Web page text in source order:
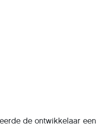
de ontwikkelaar een